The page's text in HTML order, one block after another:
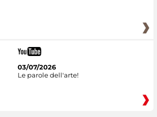
03/07/2026
Le parole dell'arte!